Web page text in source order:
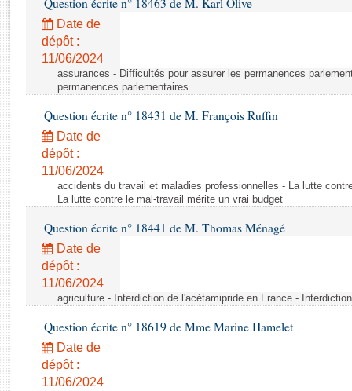
Rapports d'enquête
Rapports législatifs
Rapports sur l'application des lois
Baromètre de l’application des lois
Budget et sécurité sociale
Questions écrites et orales
Comptes rendus des débats
Question écrite n° 18463 de M. Karl Olive
Date de
dépôt :
11/06/2024
assurances - Difficultés pour assurer les permanences
permanences parlementaires
Question écrite n° 18431 de M. François Ruffin
Date de
dépôt :
11/06/2024
accidents du travail et maladies professionnelles - La lutte
La lutte contre le mal-travail mérite un vrai budget
Question écrite n° 18441 de M. Thomas Ménagé
Date de
dépôt :
11/06/2024
agriculture - Interdiction de l'acétamipride en France -
Question écrite n° 18619 de Mme Marine Hamelet
Date de
dépôt :
11/06/2024